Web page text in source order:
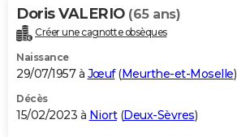
Doris VALERIO (65 ans)
Créer une cagnotte obsèques
Naissance
29/07/1957 à Jœuf(Meurthe-et-Moselle)
Décès
15/02/2023 à Niort(Deux-Sèvres)